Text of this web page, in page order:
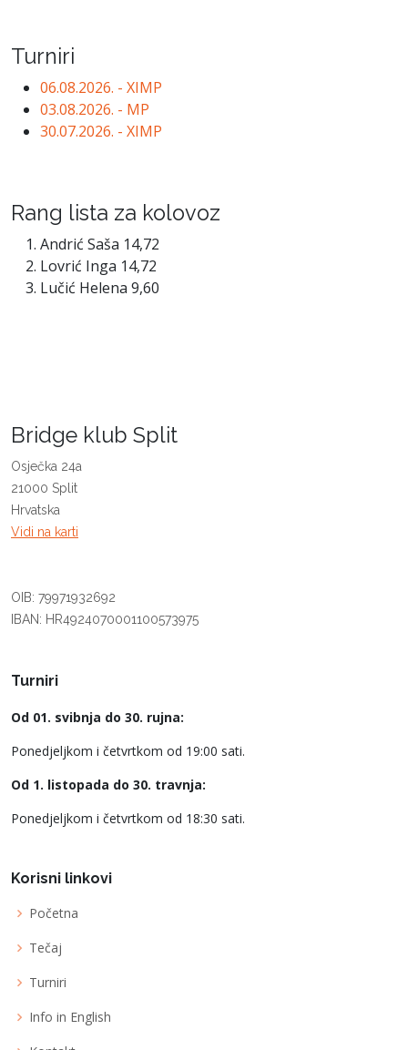
Turniri
06.08.2026. - XIMP
03.08.2026. - MP
30.07.2026. - XIMP
Rang lista za kolovoz
Andrić Saša 14,72
Lovrić Inga 14,72
Lučić Helena 9,60
Bridge klub Split
Osječka 24a
21000 Split
Hrvatska
Vidi na karti
OIB: 79971932692
IBAN: HR4924070001100573975
Turniri
Od 01. svibnja do 30. rujna:
Ponedjeljkom i četvrtkom od 19:00 sati.
Od 1. listopada do 30. travnja:
Ponedjeljkom i četvrtkom od 18:30 sati.
Korisni linkovi
Početna
Tečaj
Turniri
Info in English